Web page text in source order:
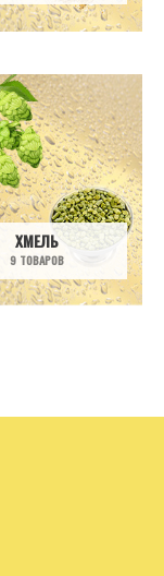
ХМЕЛЬ
9 ТОВАРОВ